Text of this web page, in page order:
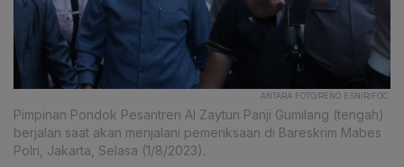
ANTARA FOTO/RENO ESNIR/FOC.
Pimpinan Pondok Pesantren Al Zaytun Panji Gumilang (tengah)
berjalan saat akan menjalani pemeriksaan di Bareskrim Mabes
Polri, Jakarta, Selasa (1/8/2023).